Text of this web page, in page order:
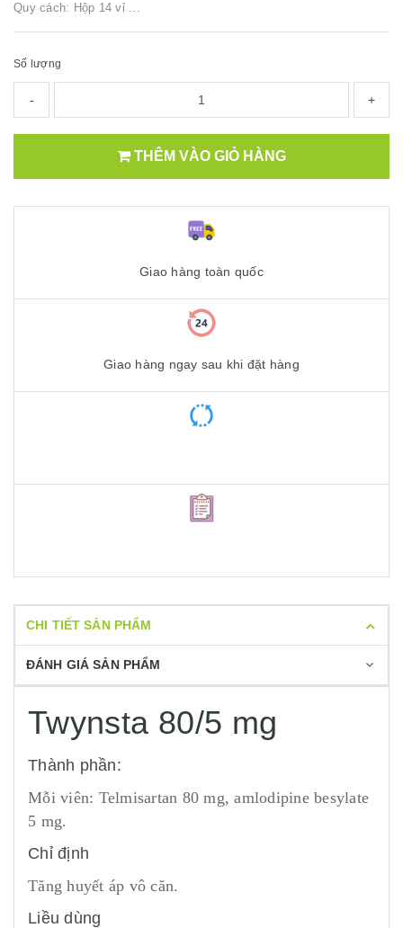
Quy cách: Hộp 14 vỉ ...
Số lượng
- +
THÊM VÀO GIỎ HÀNG
Giao hàng toàn quốc
Giao hàng ngay sau khi đặt hàng
CHI TIẾT SẢN PHẨM
ĐÁNH GIÁ SẢN PHẨM
Twynsta 80/5 mg
Thành phần:
Mỗi viên: Telmisartan 80 mg, amlodipine besylate
5 mg.
Chỉ định
Tăng huyết áp vô căn.
Liều dùng